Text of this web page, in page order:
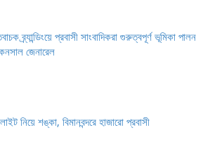
ব্র্যান্ডিংয়ে প্রবাসী সাংবাদিকরা গুরুত্বপূর্ণ ভূমিকা পালন
জেনারেল
নিয়ে শঙ্কা, বিমানবন্দরে হাজারো প্রবাসী